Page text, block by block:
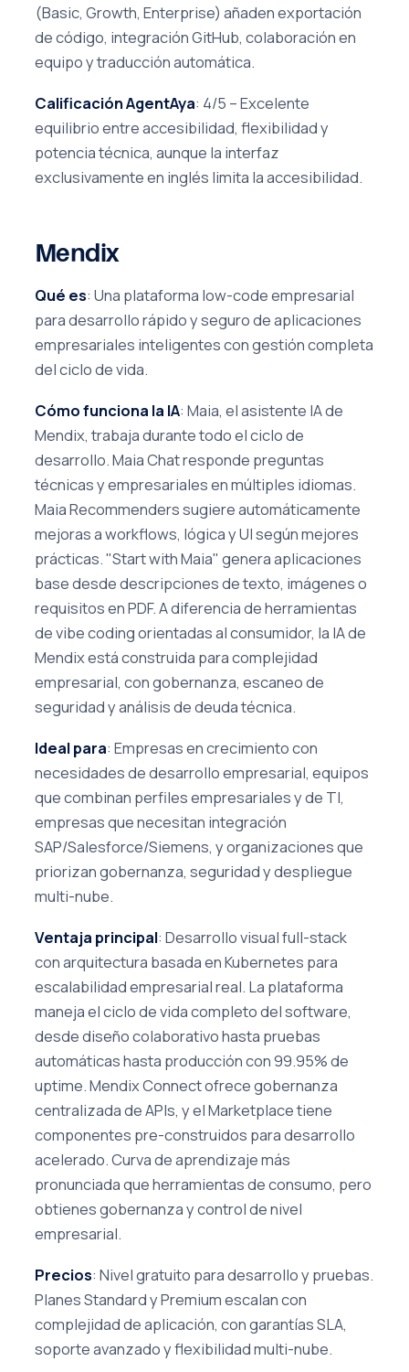
(Basic, Growth, Enterprise) añaden exportación
de código, integración GitHub, colaboración en
equipo y traducción automática.
Calificación AgentAya: 4/5 – Excelente
equilibrio entre accesibilidad, flexibilidad y
potencia técnica, aunque la interfaz
exclusivamente en inglés limita la accesibilidad.
Mendix
Qué es: Una plataforma low-code empresarial
para desarrollo rápido y seguro de aplicaciones
empresariales inteligentes con gestión completa
del ciclo de vida.
Cómo funciona la IA: Maia, el asistente IA de
Mendix, trabaja durante todo el ciclo de
desarrollo. Maia Chat responde preguntas
técnicas y empresariales en múltiples idiomas.
Maia Recommenders sugiere automáticamente
mejoras a workflows, lógica y UI según mejores
prácticas. "Start with Maia" genera aplicaciones
base desde descripciones de texto, imágenes o
requisitos en PDF. A diferencia de herramientas
de vibe coding orientadas al consumidor, la IA de
Mendix está construida para complejidad
empresarial, con gobernanza, escaneo de
seguridad y análisis de deuda técnica.
Ideal para: Empresas en crecimiento con
necesidades de desarrollo empresarial, equipos
que combinan perfiles empresariales y de TI,
empresas que necesitan integración
SAP/Salesforce/Siemens, y organizaciones que
priorizan gobernanza, seguridad y despliegue
multi-nube.
Ventaja principal: Desarrollo visual full-stack
con arquitectura basada en Kubernetes para
escalabilidad empresarial real. La plataforma
maneja el ciclo de vida completo del software,
desde diseño colaborativo hasta pruebas
automáticas hasta producción con 99.95% de
uptime. Mendix Connect ofrece gobernanza
centralizada de APIs, y el Marketplace tiene
componentes pre-construidos para desarrollo
acelerado. Curva de aprendizaje más
pronunciada que herramientas de consumo, pero
obtienes gobernanza y control de nivel
empresarial.
Precios: Nivel gratuito para desarrollo y pruebas.
Planes Standard y Premium escalan con
complejidad de aplicación, con garantías SLA,
soporte avanzado y flexibilidad multi-nube.